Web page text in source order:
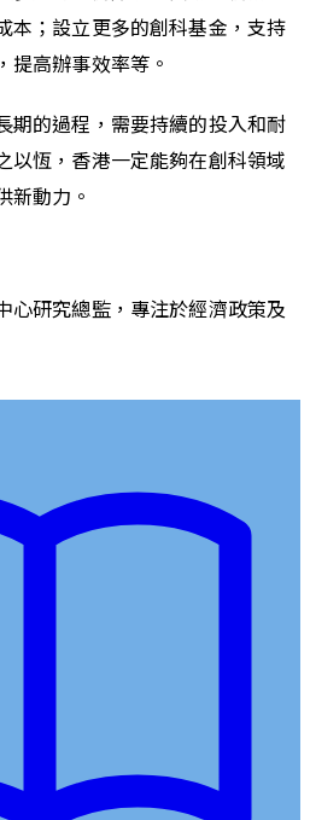
本；設立更多的創科基金，支持
提高辦事效率等。
期的過程，需要持續的投入和耐
以恆，香港一定能夠在創科領域
新動力。
心研究總監，專注於經濟政策及